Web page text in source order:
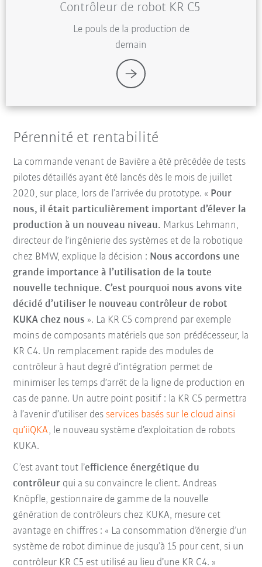
Contrôleur de robot KR C5
Le pouls de la production de
demain
Pérennité et rentabilité
La commande venant de Bavière a été précédée de tests
pilotes détaillés ayant été lancés dès le mois de juillet
2020, sur place, lors de l’arrivée du prototype. « Pour
nous, il était particulièrement important d’élever la
production à un nouveau niveau. Markus Lehmann,
directeur de l’ingénierie des systèmes et de la robotique
chez BMW, explique la décision : Nous accordons une
grande importance à l’utilisation de la toute
nouvelle technique. C’est pourquoi nous avons vite
décidé d’utiliser le nouveau contrôleur de robot
KUKA chez nous ». La KR C5 comprend par exemple
moins de composants matériels que son prédécesseur, la
KR C4. Un remplacement rapide des modules de
contrôleur à haut degré d’intégration permet de
minimiser les temps d’arrêt de la ligne de production en
cas de panne. Un autre point positif : la KR C5 permettra
à l’avenir d’utiliser des services basés sur le cloud ainsi
qu’iiQKA, le nouveau système d’exploitation de robots
KUKA.
C’est avant tout l’efficience énergétique du
contrôleur qui a su convaincre le client. Andreas
Knöpfle, gestionnaire de gamme de la nouvelle
génération de contrôleurs chez KUKA, mesure cet
avantage en chiffres : « La consommation d’énergie d’un
système de robot diminue de jusqu’à 15 pour cent, si un
contrôleur KR C5 est utilisé au lieu d’une KR C4. »